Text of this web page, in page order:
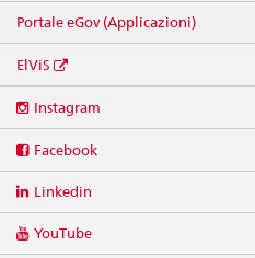
Portale eGov (Applicazioni)
ElViS
media
Instagram
Facebook
Linkedin
YouTube